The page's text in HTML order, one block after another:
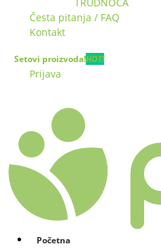
Česta pitanja / FAQ
Kontakt
Setovi proizvoda!HOT!
Prijava
Početna